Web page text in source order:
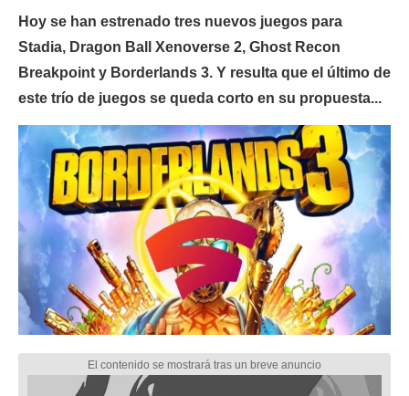
Hoy se han estrenado tres nuevos juegos para
Stadia, Dragon Ball Xenoverse 2, Ghost Recon
Breakpoint y Borderlands 3. Y resulta que el último de
este trío de juegos se queda corto en su propuesta...